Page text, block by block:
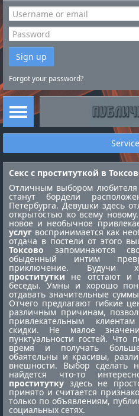
Sign up
Forgot your password?
Секс с проституткой в
Отличным выбором любителя
станут бордели
Петербурга. Девушки здесь
открытостью ко всему
новое и необычное
услуг воспринимается как
отдача в постели от этого
Токсово запоминаются
обыденный интим
приключение. Будучи
проститутки не отстают и
беседы. Умны и хорошо
отдавать значительные
Отчего предлагают гибкие
различным причинам,
привлекательным
скидки. Не малое
пунктуальности гостей. Что
время и получать
обаятельны и красивы,
внешности. Выбор сделать
найдется что-то
проститутку здесь не
принято и считается
только по объявлениям,
социальных сетях.